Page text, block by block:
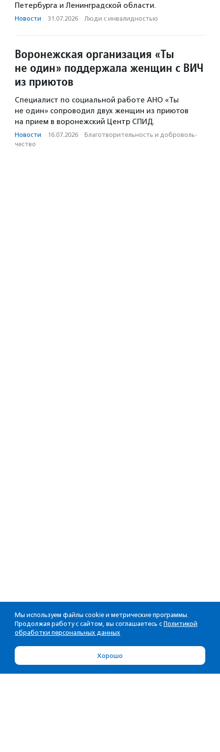
Петербурга и Ленинградской области.
Новости · 31.07.2026 · Люди с инвалидностью
Воронежская организация «Ты
не один» поддержала женщин с ВИЧ
из приютов
Специалист по социальной работе АНО «Ты
не один» сопроводил двух женщин из приютов
на прием в воронежский Центр СПИД.
Новости · 16.07.2026 · Благотвори­тель­ность и доброволь­
чест­во
Мы используем файлы cookie и метрические программы.
Продолжая работу с сайтом, вы соглашаетесь с Политикой
обработки персональных данных
Хорошо